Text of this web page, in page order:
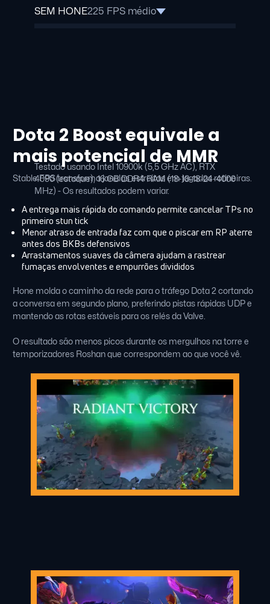
SEM HONE225 FPS médio
Testado usando Intel 10900k (5,5 GHz AC), RTX
4090 (estoque), 16 GB DDR4 RAM (18-18-18-24-4000
MHz) - Os resultados podem variar.
Dota 2 Boost equivale a
mais potencial de MMR
Stable FPS transforma janelas estreitas em jogadas rotineiras.
A entrega mais rápida do comando permite cancelar TPs no
primeiro stun tick
Menor atraso de entrada faz com que o piscar em RP aterre
antes dos BKBs defensivos
Arrastamentos suaves da câmera ajudam a rastrear
fumaças envolventes e empurrões divididos
Hone molda o caminho da rede para o tráfego Dota 2 cortando
a conversa em segundo plano, preferindo pistas rápidas UDP e
mantendo as rotas estáveis ​​para os relés da Valve.
O resultado são menos picos durante os mergulhos na torre e
temporizadores Roshan que correspondem ao que você vê.